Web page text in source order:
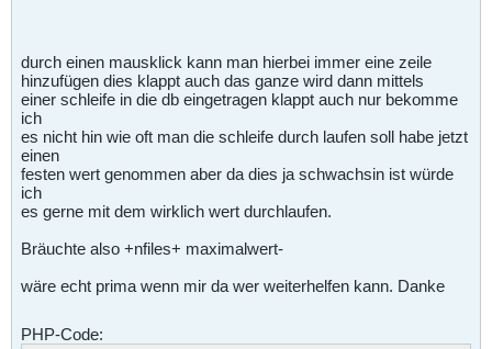
durch einen mausklick kann man hierbei immer eine zeile
hinzufügen dies klappt auch das ganze wird dann mittels
einer schleife in die db eingetragen klappt auch nur bekomme
ich
es nicht hin wie oft man die schleife durch laufen soll habe jetzt
einen
festen wert genommen aber da dies ja schwachsin ist würde
ich
es gerne mit dem wirklich wert durchlaufen.
Bräuchte also +nfiles+ maximalwert-
wäre echt prima wenn mir da wer weiterhelfen kann. Danke
PHP-Code: